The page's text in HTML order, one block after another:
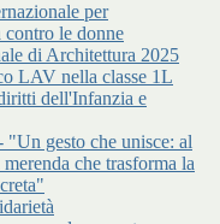
per
le donne
di Architettura 2025
LAV nella classe 1L
dell'Infanzia e
gesto che unisce: al
che trasforma la